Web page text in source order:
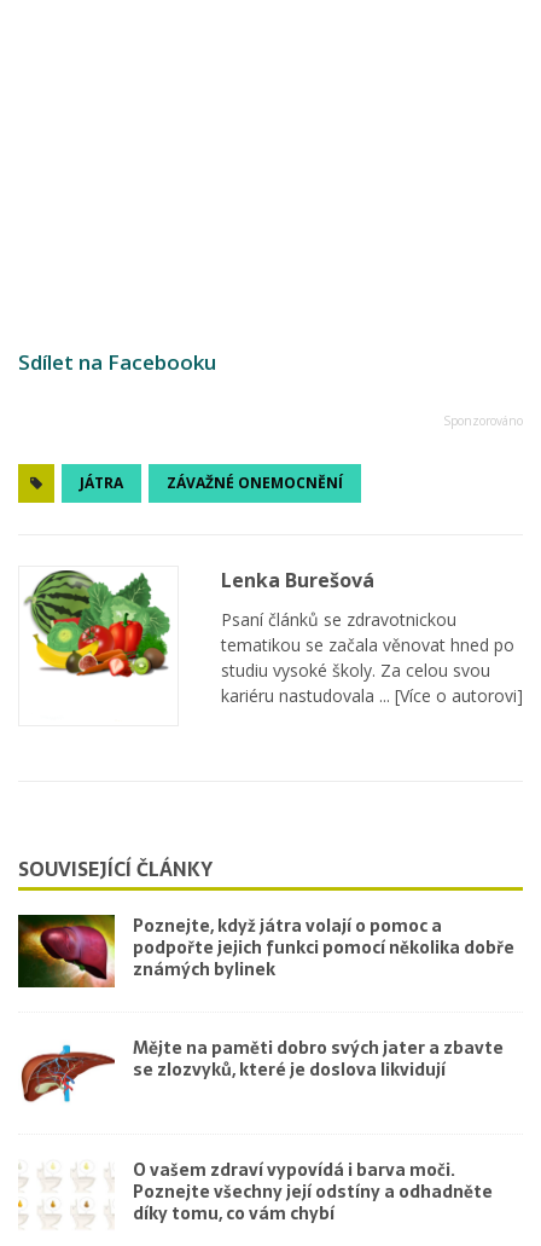
Sdílet na Facebooku
JÁTRA ZÁVAŽNÉ ONEMOCNĚNÍ
Lenka Burešová
Psaní článků se zdravotnickou
tematikou se začala věnovat hned po
studiu vysoké školy. Za celou svou
kariéru nastudovala ... [Více o autorovi]
SOUVISEJÍCÍ ČLÁNKY
Poznejte, když játra volají o pomoc a
podpořte jejich funkci pomocí několika dobře
známých bylinek
Mějte na paměti dobro svých jater a zbavte
se zlozvyků, které je doslova likvidují
O vašem zdraví vypovídá i barva moči.
Poznejte všechny její odstíny a odhadněte
díky tomu, co vám chybí